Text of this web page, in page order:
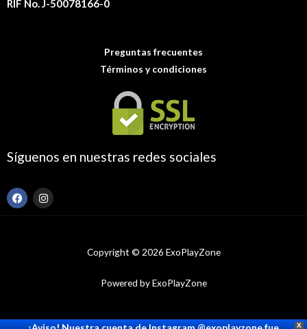
RIF No. J-50078166-0
Preguntas frecuentes
Términos y condiciones
Síguenos en nuestras redes sociales
F
a
I
n
Copyright © 2026 ExoPlayZone
Powered by ExoPlayZone
X